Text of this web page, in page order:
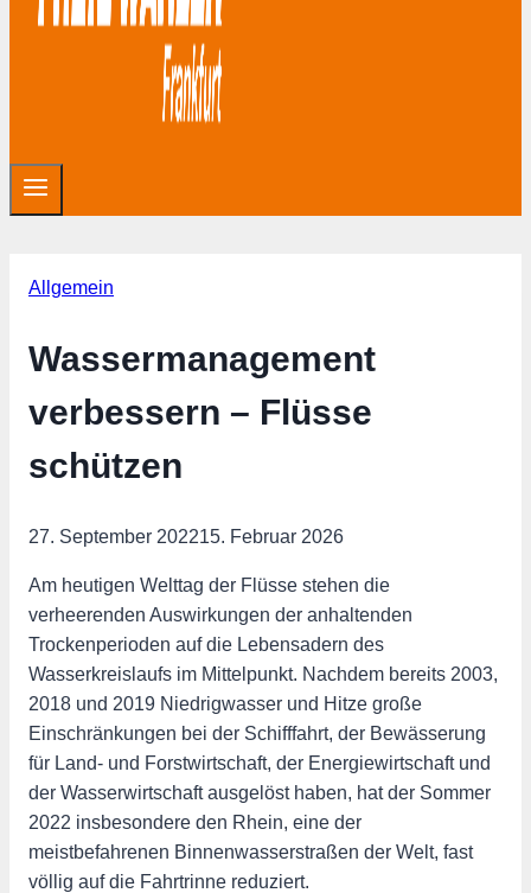
Allgemein
Wassermanagement
verbessern – Flüsse
schützen
27. September 202215. Februar 2026
Am heutigen Welttag der Flüsse stehen die
verheerenden Auswirkungen der anhaltenden
Trockenperioden auf die Lebensadern des
Wasserkreislaufs im Mittelpunkt. Nachdem bereits 2003,
2018 und 2019 Niedrigwasser und Hitze große
Einschränkungen bei der Schifffahrt, der Bewässerung
für Land- und Forstwirtschaft, der Energiewirtschaft und
der Wasserwirtschaft ausgelöst haben, hat der Sommer
2022 insbesondere den Rhein, eine der
meistbefahrenen Binnenwasserstraßen der Welt, fast
völlig auf die Fahrtrinne reduziert.